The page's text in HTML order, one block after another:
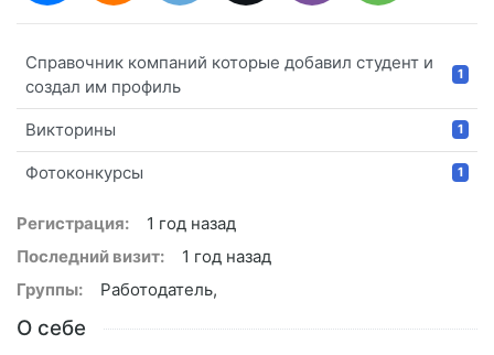
Справочник компаний которые добавил студент и
создал им профиль
1
Викторины 1
Фотоконкурсы 1
Регистрация:
1 год назад
Последний визит:
1 год назад
Группы:
Работодатель,
О себе